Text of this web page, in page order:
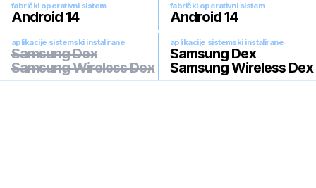
fabrički operativni sistem
Android 14
fabrički operativni sistem
Android 14
aplikacije sistemski instalirane
Samsung Dex
Samsung Wireless Dex
aplikacije sistemski instalirane
Samsung Dex
Samsung Wireless Dex